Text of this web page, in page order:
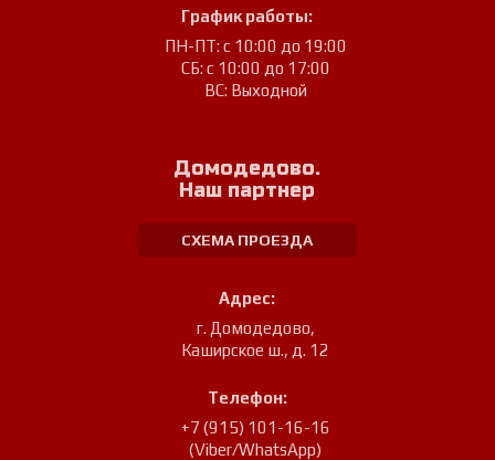
График работы:
ПН-ПТ: с 10:00 до 19:00
СБ: с 10:00 до 17:00
ВС: Выходной
Домодедово.
Наш партнер
СХЕМА ПРОЕЗДА
Адрес:
г. Домодедово,
Каширское ш., д. 12
Телефон:
+7 (915) 101-16-16
(Viber/WhatsApp)